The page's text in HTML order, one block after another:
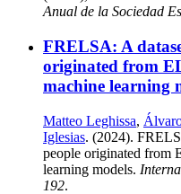
Anual de la Sociedad
FRELSA: A
originated from
machine learning
Matteo Leghissa,
Iglesias. (2024).
people originated from
learning models.
192.